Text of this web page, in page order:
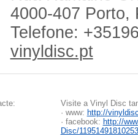
4000-407 Porto,
Telefone:
vinyldisc.pt
Visite a Vinyl Disc
· www: http://
· facebook: http://
Disc/